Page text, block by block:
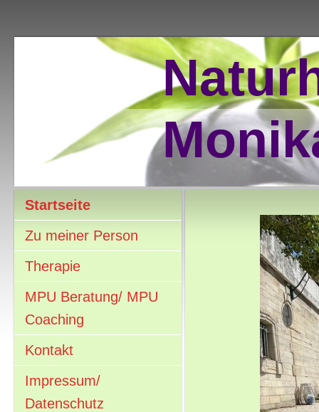
Startseite
Zu meiner Person
Therapie
MPU Beratung/ MPU
Coaching
Kontakt
Impressum/
Datenschutz